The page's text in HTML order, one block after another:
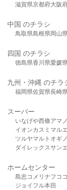
滋賀県京都府大阪
中国 のチラシ
鳥取県島根県岡山
四国 のチラシ
徳島県香川県愛媛
九州・沖縄 のチラ
福岡県佐賀県長崎
スーパー
いなげや西條アマ
イオンカスミ マル
ツルヤマルト オギノ
ダイレックスサン
ホームセンター
島忠 コメリ ナフコ
ジョイフル本田